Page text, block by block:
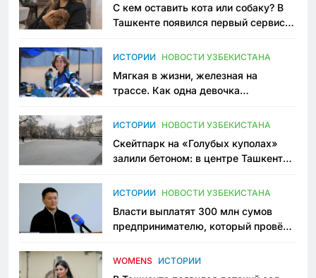
С кем оставить кота или собаку? В
Ташкенте появился первый сервис
ИСТОРИИ НОВОСТИ УЗБЕКИСТАНА
Мягкая в жизни, железная на
трассе. Как одна девочка
Узбекистане
ИСТОРИИ НОВОСТИ УЗБЕКИСТАНА
Скейтпарк на «Голубых куполах»
залили бетоном: в центре Ташкента
пространство
ИСТОРИИ НОВОСТИ УЗБЕКИСТАНА
Власти выплатят 300 млн сумов
предпринимателю, который провёл
приговору
WOMENS ИСТОРИИ